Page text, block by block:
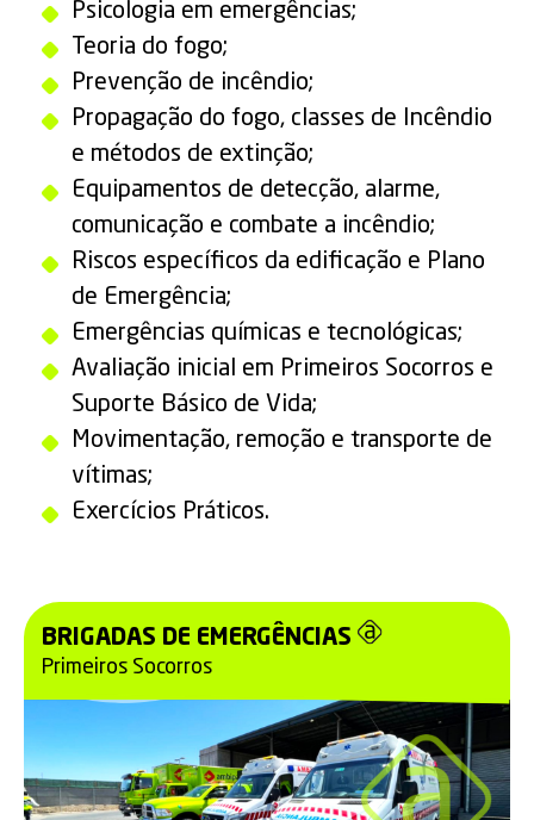
Psicologia em emergências;
Teoria do fogo;
Prevenção de incêndio;
Propagação do fogo, classes de Incêndio
e métodos de extinção;
Equipamentos de detecção, alarme,
comunicação e combate a incêndio;
Riscos específicos da edificação e Plano
de Emergência;
Emergências químicas e tecnológicas;
Avaliação inicial em Primeiros Socorros e
Suporte Básico de Vida;
Movimentação, remoção e transporte de
vítimas;
Exercícios Práticos.
BRIGADAS DE EMERGÊNCIAS
Primeiros Socorros